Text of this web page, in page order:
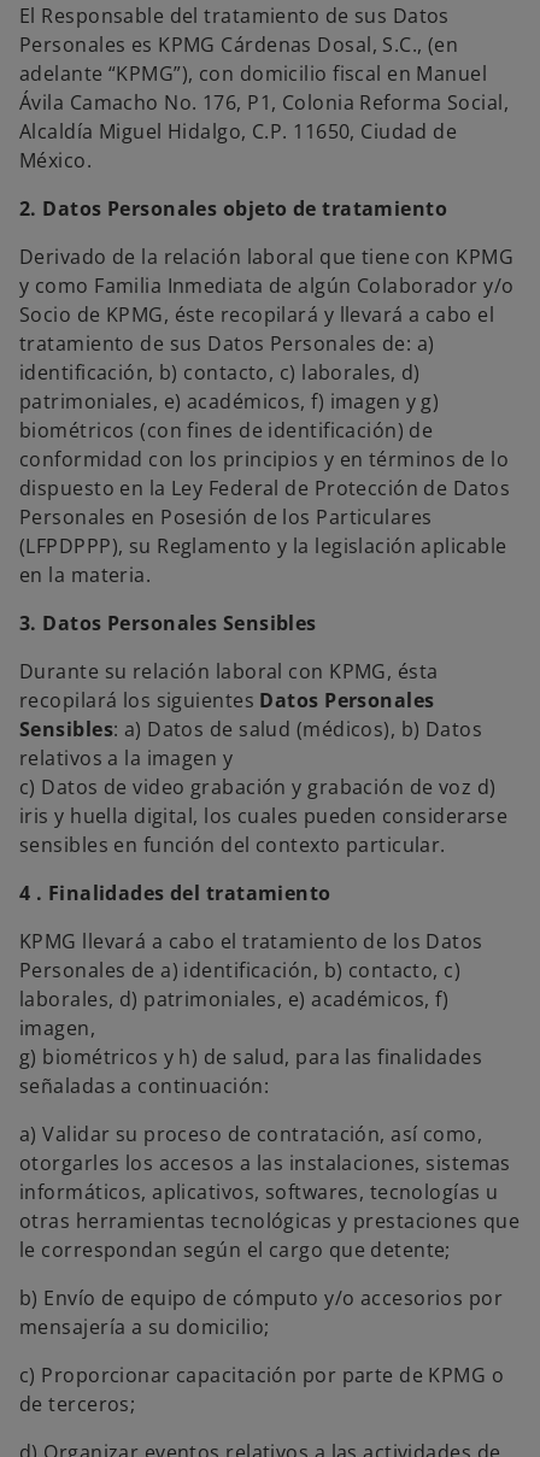
El Responsable del tratamiento de sus Datos
Personales es KPMG Cárdenas Dosal, S.C., (en
adelante “KPMG”), con domicilio fiscal en Manuel
Ávila Camacho No. 176, P1, Colonia Reforma Social,
Alcaldía Miguel Hidalgo, C.P. 11650, Ciudad de
México.
2. Datos Personales objeto de tratamiento
Derivado de la relación laboral que tiene con KPMG
y como Familia Inmediata de algún Colaborador y/o
Socio de KPMG, éste recopilará y llevará a cabo el
tratamiento de sus Datos Personales de: a)
identificación, b) contacto, c) laborales, d)
patrimoniales, e) académicos, f) imagen y g)
biométricos (con fines de identificación) de
conformidad con los principios y en términos de lo
dispuesto en la Ley Federal de Protección de Datos
Personales en Posesión de los Particulares
(LFPDPPP), su Reglamento y la legislación aplicable
en la materia.
3. Datos Personales Sensibles
Durante su relación laboral con KPMG, ésta
recopilará los siguientes Datos Personales
Sensibles: a) Datos de salud (médicos), b) Datos
relativos a la imagen y
c) Datos de video grabación y grabación de voz d)
iris y huella digital, los cuales pueden considerarse
sensibles en función del contexto particular.
4 . Finalidades del tratamiento
KPMG llevará a cabo el tratamiento de los Datos
Personales de a) identificación, b) contacto, c)
laborales, d) patrimoniales, e) académicos, f)
imagen,
g) biométricos y h) de salud, para las finalidades
señaladas a continuación:
a) Validar su proceso de contratación, así como,
otorgarles los accesos a las instalaciones, sistemas
informáticos, aplicativos, softwares, tecnologías u
otras herramientas tecnológicas y prestaciones que
le correspondan según el cargo que detente;
b) Envío de equipo de cómputo y/o accesorios por
mensajería a su domicilio;
c) Proporcionar capacitación por parte de KPMG o
de terceros;
d) Organizar eventos relativos a las actividades de